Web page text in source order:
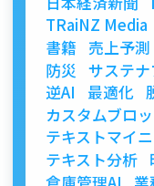
TRaiNZ Media
書籍
売上予測
防災 サステ
逆AI
最適化
カスタムブロ
テキストマイ
テキスト分析